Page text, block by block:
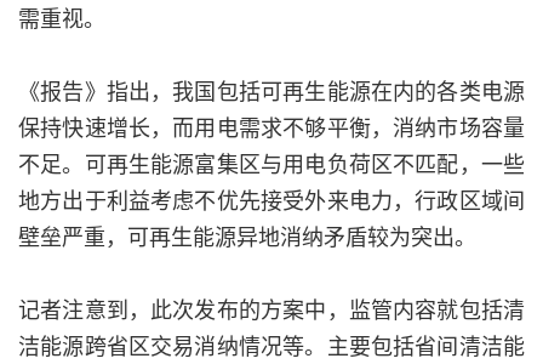
需重视。
《报告》指出，我国包括可再生能源在内的各类电源
保持快速增长，而用电需求不够平衡，消纳市场容量
不足。可再生能源富集区与用电负荷区不匹配，一些
地方出于利益考虑不优先接受外来电力，行政区域间
壁垒严重，可再生能源异地消纳矛盾较为突出。
记者注意到，此次发布的方案中，监管内容就包括清
洁能源跨省区交易消纳情况等。主要包括省间清洁能